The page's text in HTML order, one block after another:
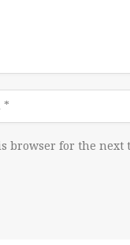
browser for the next